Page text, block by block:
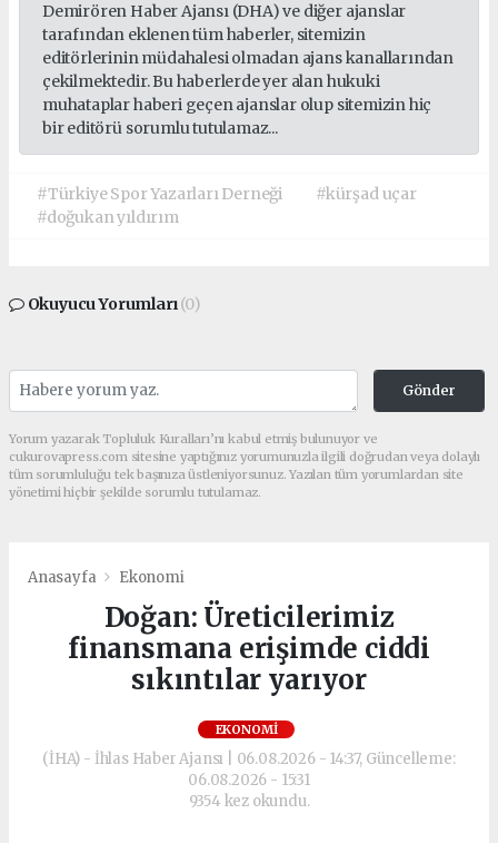
Demirören Haber Ajansı (DHA) ve diğer ajanslar
tarafından eklenen tüm haberler, sitemizin
editörlerinin müdahalesi olmadan ajans kanallarından
çekilmektedir. Bu haberlerde yer alan hukuki
muhataplar haberi geçen ajanslar olup sitemizin hiç
bir editörü sorumlu tutulamaz...
#Türkiye Spor Yazarları Derneği
#kürşad uçar
#doğukan yıldırım
Okuyucu Yorumları(0)
Gönder
Yorum yazarak Topluluk Kuralları’nı kabul etmiş bulunuyor ve
cukurovapress.com sitesine yaptığınız yorumunuzla ilgili doğrudan veya dolaylı
tüm sorumluluğu tek başınıza üstleniyorsunuz. Yazılan tüm yorumlardan site
yönetimi hiçbir şekilde sorumlu tutulamaz.
Anasayfa Ekonomi
Doğan: Üreticilerimiz
finansmana erişimde ciddi
sıkıntılar yarıyor
EKONOMI
(İHA) - İhlas Haber Ajansı | 06.08.2026 - 14:37, Güncelleme:
06.08.2026 - 15:31
9354 kez okundu.